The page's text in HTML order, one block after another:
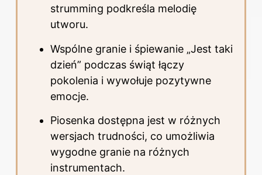
strumming podkreśla melodię
utworu.
Wspólne granie i śpiewanie „Jest taki
dzień” podczas świąt łączy
pokolenia i wywołuje pozytywne
emocje.
Piosenka dostępna jest w różnych
wersjach trudności, co umożliwia
wygodne granie na różnych
instrumentach.